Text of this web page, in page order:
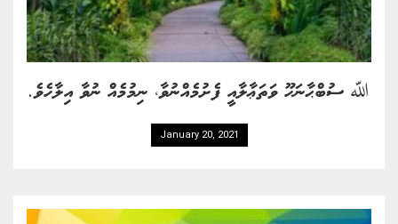
ﷲ ސުބްޙާނަހޫ ވަތަޢާލާއީ ފެށުމެއްނުވާ، ނިމުމެއް ނުވާ އިލާހެވެ.
January 20, 2021